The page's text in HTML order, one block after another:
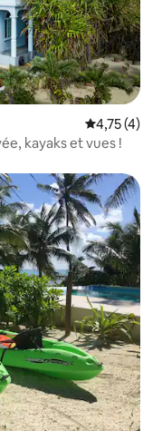
Évaluation
4,75 (4)
kayaks et vues !